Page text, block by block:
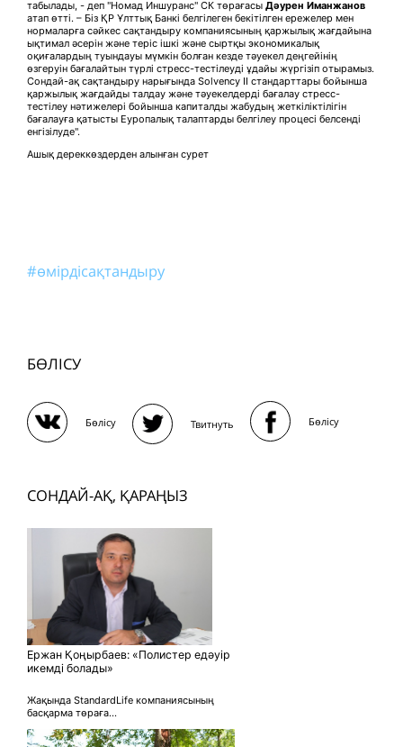
табылады, - деп "Номад Иншуранс" СК төрағасы Дәурен Иманжанов
атап өтті. – Біз ҚР Ұлттық Банкі белгілеген бекітілген ережелер мен
нормаларға сәйкес сақтандыру компаниясының қаржылық жағдайына
ықтимал әсерін және теріс ішкі және сыртқы экономикалық
оқиғалардың туындауы мүмкін болған кезде тәуекел деңгейінің
өзгеруін бағалайтын түрлі стресс-тестілеуді ұдайы жүргізіп отырамыз.
Сондай-ақ сақтандыру нарығында Solvency II стандарттары бойынша
қаржылық жағдайды талдау және тәуекелдерді бағалау стресс-
тестілеу нәтижелері бойынша капиталды жабудың жеткіліктілігін
бағалауға қатысты Еуропалық талаптарды белгілеу процесі белсенді
енгізілуде".
Ашық дереккөздерден алынған сурет
#өмірдісақтандыру
БӨЛІСУ
Бөлісу Твитнуть Бөлісу
СОНДАЙ-АҚ, ҚАРАҢЫЗ
Ержан Қоңырбаев: «Полистер едәуір
икемді болады»
Жақында StandardLife компаниясының
басқарма төраға...